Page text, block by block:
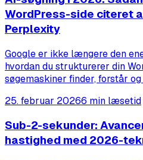
WordPress-side citeret
Perplexity
Google er ikke længere den
hvordan du strukturerer din
søgemaskiner finder, forstår
25. februar 20266 min læsetid
Sub-2-sekunder:
hastighed med 2026-